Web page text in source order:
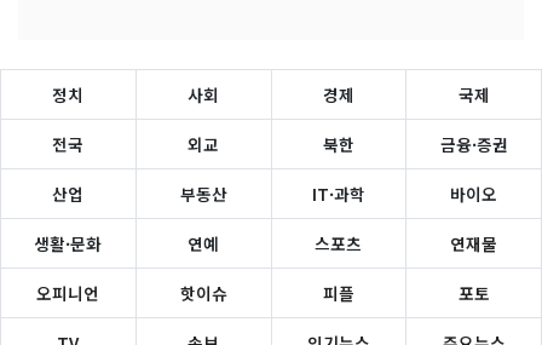
정치 사회 경제 국제
전국 외교 북한 금융·증권
산업 부동산 IT·과학 바이오
생활·문화 연예 스포츠 연재물
오피니언 핫이슈 피플 포토